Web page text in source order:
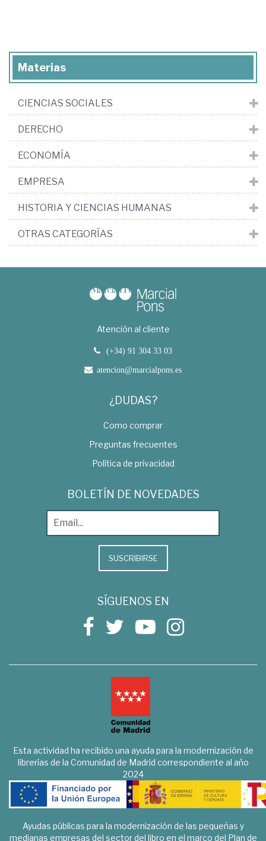
Materias
CIENCIAS SOCIALES
DERECHO
ECONOMÍA
EMPRESA
HISTORIA Y CIENCIAS HUMANAS
OTRAS CATEGORÍAS
Atención al cliente
(+34) 91 304 33 03
atencion@marcialpons.es
¿DUDAS?
Como comprar
Preguntas frecuentes
Política de privacidad
BOLETÍN DE NOVEDADES
SUSCRIBIRSE
SÍGUENOS EN
Esta actividad ha recibido una ayuda para la modernización de
librerías de la Comunidad de Madrid correspondiente al año
2024
Ayudas públicas para la modernización de las pequeñas y
medianas empresas del sector del libro en el marco del Plan de